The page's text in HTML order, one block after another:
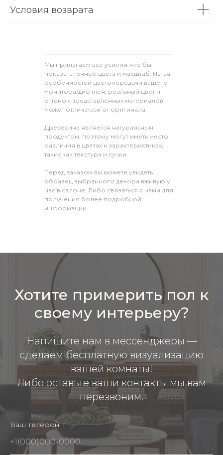
Условия возврата
Мы прилагаем все усилия, что бы
показать точные цвета и масштаб. Из-за
особенностей цветопередачи вашего
монитора/дисплея, реальный цвет и
оттенок представленных материалов
может отличаться от оригинала.
Древесина является натуральным
продуктом, поэтому могут иметь место
различия в цветах и характеристиках,
таких как текстура и сучки.
Перед заказом вы можете увидеть
образец выбранного декора вживую у
нас в салоне. Либо связаться с нами для
получения более подробной
информации.
Хотите примерить пол к
своему интерьеру?
Напишите нам в мессенджеры —
сделаем бесплатную визуализацию
вашей комнаты!
Либо оставьте ваши контакты мы вам
перезвоним.
Ваш телефон